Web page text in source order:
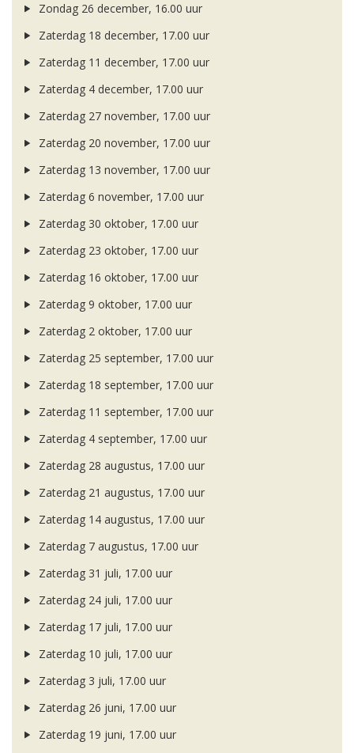
Zondag 26 december, 16.00 uur
Zaterdag 18 december, 17.00 uur
Zaterdag 11 december, 17.00 uur
Zaterdag 4 december, 17.00 uur
Zaterdag 27 november, 17.00 uur
Zaterdag 20 november, 17.00 uur
Zaterdag 13 november, 17.00 uur
Zaterdag 6 november, 17.00 uur
Zaterdag 30 oktober, 17.00 uur
Zaterdag 23 oktober, 17.00 uur
Zaterdag 16 oktober, 17.00 uur
Zaterdag 9 oktober, 17.00 uur
Zaterdag 2 oktober, 17.00 uur
Zaterdag 25 september, 17.00 uur
Zaterdag 18 september, 17.00 uur
Zaterdag 11 september, 17.00 uur
Zaterdag 4 september, 17.00 uur
Zaterdag 28 augustus, 17.00 uur
Zaterdag 21 augustus, 17.00 uur
Zaterdag 14 augustus, 17.00 uur
Zaterdag 7 augustus, 17.00 uur
Zaterdag 31 juli, 17.00 uur
Zaterdag 24 juli, 17.00 uur
Zaterdag 17 juli, 17.00 uur
Zaterdag 10 juli, 17.00 uur
Zaterdag 3 juli, 17.00 uur
Zaterdag 26 juni, 17.00 uur
Zaterdag 19 juni, 17.00 uur